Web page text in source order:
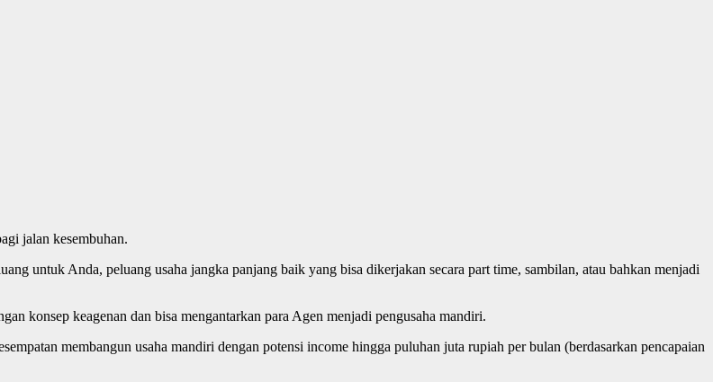
jalan kesembuhan.
untuk Anda, peluang usaha jangka panjang baik yang bisa dikerjakan secara part time, sambilan, atau bahkan menjadi
konsep keagenan dan bisa mengantarkan para Agen menjadi pengusaha mandiri.
membangun usaha mandiri dengan potensi income hingga puluhan juta rupiah per bulan (berdasarkan pencapaian